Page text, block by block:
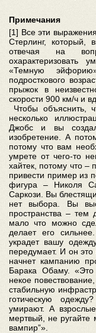
Примечания
[1] Все эти
Стерлинг, который,
отвечая на
охарактеризовать
«Темную
подросткового
прыжок в
скорости 900 км/ч и
Чтобы объяснить,
несколько
Джобс и вы
изобретение. А
потому что вам
умрете от чего-то
хайтек, потому что
привести пример из
фигура – Николя
Саркози. Вы
нет выбора. Вы
пространства – тем
мало что можно
делает его
украдет вашу
передумает. И он это
начнет кампанию
Барака Обаму.
некое
стабильную
готическую
умирают. А
мертвый, не
вампир”».